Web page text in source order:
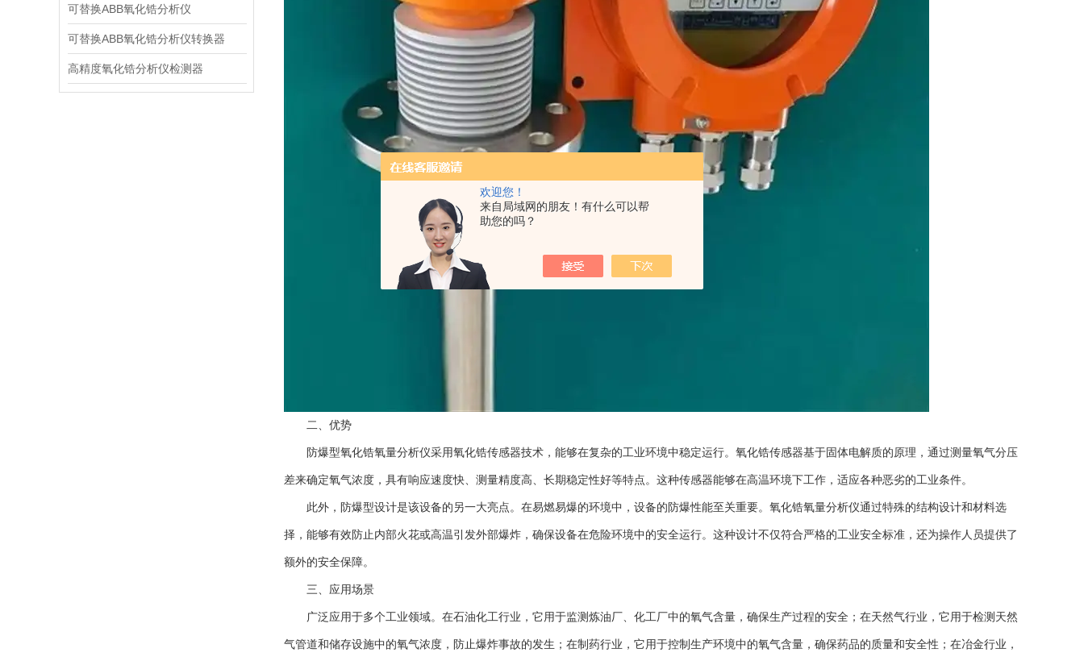
欢迎您！
来自局域网的朋友！有什么可以帮
助您的吗？
可替换ABB氧化锆分析仪
可替换ABB氧化锆分析仪转换器
高精度氧化锆分析仪检测器
二、优势
防爆型氧化锆氧量分析仪采用氧化锆传感器技术，能够在复杂的工业环境中稳定运行。氧化锆传感器基于固体电解质的原理，通过测量氧气分压
差来确定氧气浓度，具有响应速度快、测量精度高、长期稳定性好等特点。这种传感器能够在高温环境下工作，适应各种恶劣的工业条件。
此外，防爆型设计是该设备的另一大亮点。在易燃易爆的环境中，设备的防爆性能至关重要。氧化锆氧量分析仪通过特殊的结构设计和材料选
择，能够有效防止内部火花或高温引发外部爆炸，确保设备在危险环境中的安全运行。这种设计不仅符合严格的工业安全标准，还为操作人员提供了
额外的安全保障。
三、应用场景
广泛应用于多个工业领域。在石油化工行业，它用于监测炼油厂、化工厂中的氧气含量，确保生产过程的安全；在天然气行业，它用于检测天然
气管道和储存设施中的氧气浓度，防止爆炸事故的发生；在制药行业，它用于控制生产环境中的氧气含量，确保药品的质量和安全性；在冶金行业，